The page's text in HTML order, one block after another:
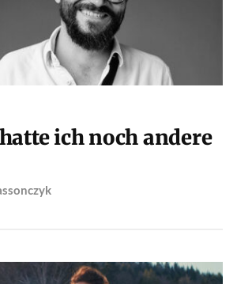
ich noch andere